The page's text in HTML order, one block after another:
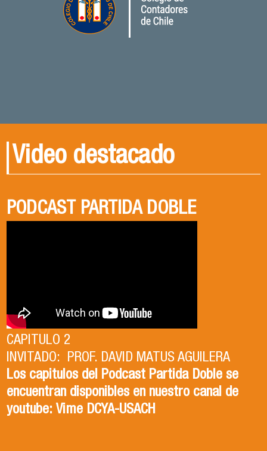
Video destacado
PODCAST PARTIDA DOBLE
CAPITULO 2
INVITADO: PROF. DAVID MATUS AGUILERA
Los capitulos del Podcast Partida Doble se
encuentran disponibles en nuestro canal de
youtube: Vime DCYA-USACH
PODCAST PARTIDA DOBLE
CAPITULO 1
INVITADA: DRA. ISABEL TORRES ZAPATA
Los capitulos del Podcast Partida Doble se
encuentran disponibles en nuestro canal de
CENA DE EGRESADOS 2026